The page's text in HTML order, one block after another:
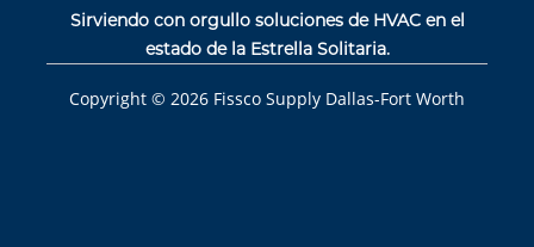
Sirviendo con orgullo soluciones de HVAC en el
estado de la Estrella Solitaria.
Copyright © 2026 Fissco Supply Dallas-Fort Worth